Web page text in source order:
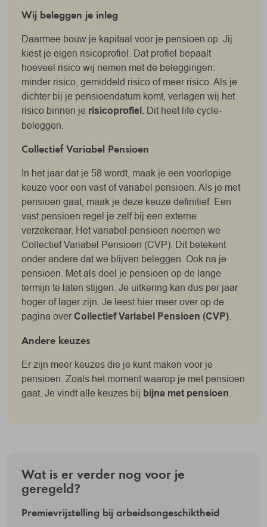
Wij beleggen je inleg
Daarmee bouw je kapitaal voor je pensioen op. Jij
kiest je eigen risicoprofiel. Dat profiel bepaalt
hoeveel risico wij nemen met de beleggingen:
minder risico, gemiddeld risico of meer risico. Als je
dichter bij je pensioendatum komt, verlagen wij het
risico binnen je risicoprofiel . Dit heet life cycle-
beleggen.
Collectief Variabel Pensioen
In het jaar dat je 58 wordt, maak je een voorlopige
keuze voor een vast of variabel pensioen. Als je met
pensioen gaat, maak je deze keuze definitief. Een
vast pensioen regel je zelf bij een externe
verzekeraar. Het variabel pensioen noemen we
Collectief Variabel Pensioen (CVP). Dit betekent
onder andere dat we blijven beleggen. Ook na je
pensioen. Met als doel je pensioen op de lange
termijn te laten stijgen. Je uitkering kan dus per jaar
hoger of lager zijn. Je leest hier meer over op de
pagina overCollectief Variabel Pensioen (CVP)
Andere keuzes
Er zijn meer keuzes die je kunt maken voor je
pensioen. Zoals het moment waarop je met pensioen
gaat. Je vindt alle keuzes bij bijna met pensioen
Wat is er verder nog voor je
geregeld?
Premievrijstelling bij arbeidsongeschiktheid